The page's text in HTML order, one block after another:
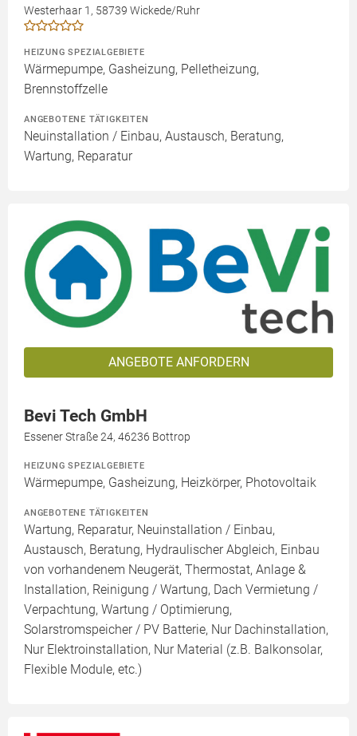
Westerhaar 1, 58739 Wickede/Ruhr
HEIZUNG SPEZIALGEBIETE
Wärmepumpe, Gasheizung, Pelletheizung,
Brennstoffzelle
ANGEBOTENE TÄTIGKEITEN
Neuinstallation / Einbau, Austausch, Beratung,
Wartung, Reparatur
ANGEBOTE ANFORDERN
Bevi Tech GmbH
Essener Straße 24, 46236 Bottrop
HEIZUNG SPEZIALGEBIETE
Wärmepumpe, Gasheizung, Heizkörper, Photovoltaik
ANGEBOTENE TÄTIGKEITEN
Wartung, Reparatur, Neuinstallation / Einbau,
Austausch, Beratung, Hydraulischer Abgleich, Einbau
von vorhandenem Neugerät, Thermostat, Anlage &
Installation, Reinigung / Wartung, Dach Vermietung /
Verpachtung, Wartung / Optimierung,
Solarstromspeicher / PV Batterie, Nur Dachinstallation,
Nur Elektroinstallation, Nur Material (z.B. Balkonsolar,
Flexible Module, etc.)